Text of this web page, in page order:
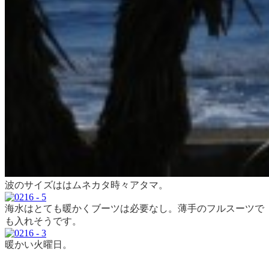
波のサイズははムネカタ時々アタマ。
海水はとても暖かくブーツは必要なし。薄手のフルスーツで
も入れそうです。
暖かい火曜日。